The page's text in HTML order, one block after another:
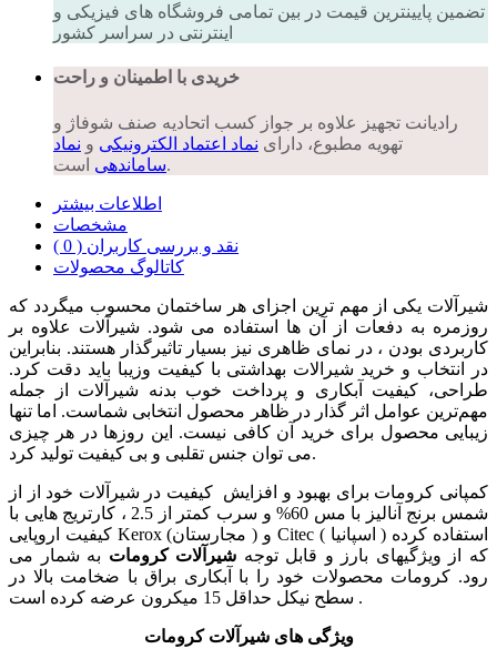
تضمین پایینترین قیمت در بین تمامی فروشگاه های فیزیکی و
اینترنتی در سراسر کشور
خریدی با اطمینان و راحت
رادیانت تجهیز علاوه بر جواز کسب اتحادیه صنف شوفاژ و
تهویه مطبوع، دارای نماد اعتماد الکترونیکی و نماد
ساماندهیاست.
اطلاعات بیشتر
مشخصات
نقد و بررسی کاربران ( 0 )
کاتالوگ محصولات
شیرآلات یکی از مهم ترین اجزای هر ساختمان محسوب میگردد که
روزمره به دفعات از آن ها استفاده می شود. شیرآلات علاوه بر
کاربردی بودن ، در نمای ظاهری نیز بسیار تاثیرگذار هستند. بنابراین
در انتخاب و خرید شیرالات بهداشتی با کیفیت وزیبا باید دقت کرد.
طراحی، کیفیت آبکاری و پرداخت خوب بدنه شیرآلات از جمله
مهم‌ترین عوامل اثر گذار در ظاهر محصول انتخابی شماست. اما تنها
زیبایی محصول برای خرید آن کافی نیست. این روزها در هر چیزی
می توان جنس تقلبی و بی کیفیت تولید کرد.
کمپانی کرومات برای بهبود و افزایش کیفیت در شیرآلات خود از از
شمس برنج آنالیز با مس 60% و سرب کمتر از 2.5 ، کارتریج هایی با
کیفیت اروپایی Kerox (مجارستان ) و Citec ( اسپانیا ) استفاده کرده
که از ویژگیهای بارز و قابل توجه شیرآلات کرومات به شمار می
رود. کرومات محصولات خود را با آبکاری براق با ضخامت بالا در
سطح نیکل حداقل 15 میکرون عرضه کرده است .
ویژگی های شیرآلات کرومات